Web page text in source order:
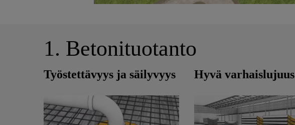
1. Betonituotanto
Työstettävyys ja säilyvyys Hyvä varhaislujuus